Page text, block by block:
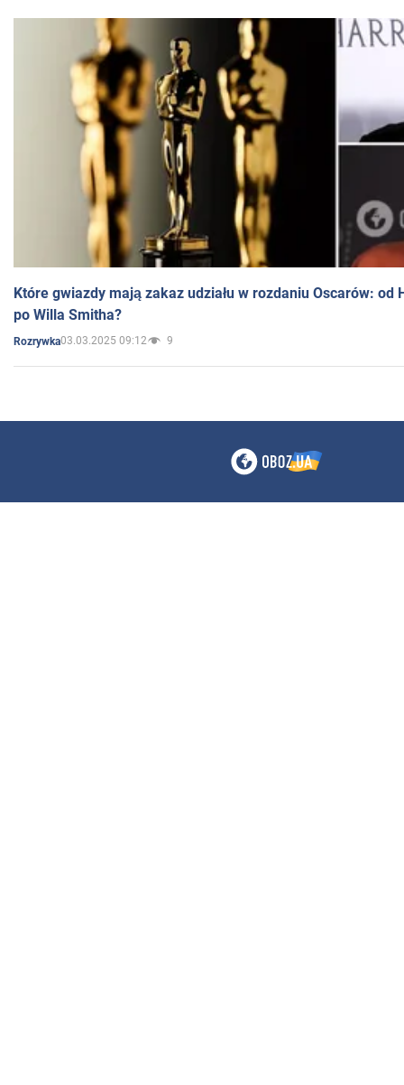
Które gwiazdy mają zakaz udziału w rozdaniu Oscarów: od
po Willa Smitha?
Rozrywka03.03.2025 09:12 9